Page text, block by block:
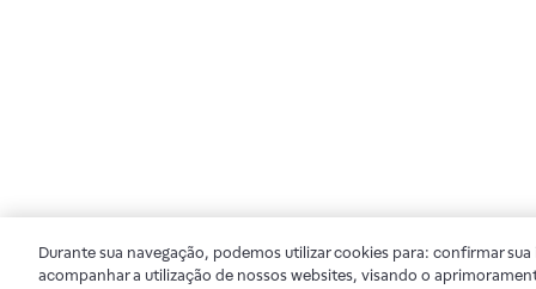
Durante sua navegação, podemos utilizar cookies para: confirmar
acompanhar a utilização de nossos websites, visando o